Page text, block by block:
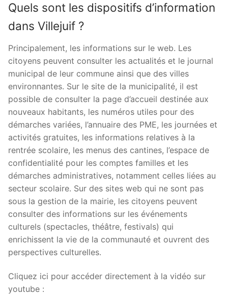
Quels sont les dispositifs d’information
dans Villejuif ?
Principalement, les informations sur le web. Les
citoyens peuvent consulter les actualités et le journal
municipal de leur commune ainsi que des villes
environnantes. Sur le site de la municipalité, il est
possible de consulter la page d’accueil destinée aux
nouveaux habitants, les numéros utiles pour des
démarches variées, l’annuaire des PME, les journées et
activités gratuites, les informations relatives à la
rentrée scolaire, les menus des cantines, l’espace de
confidentialité pour les comptes familles et les
démarches administratives, notamment celles liées au
secteur scolaire. Sur des sites web qui ne sont pas
sous la gestion de la mairie, les citoyens peuvent
consulter des informations sur les événements
culturels (spectacles, théâtre, festivals) qui
enrichissent la vie de la communauté et ouvrent des
perspectives culturelles.
Cliquez ici pour accéder directement à la vidéo sur
youtube :